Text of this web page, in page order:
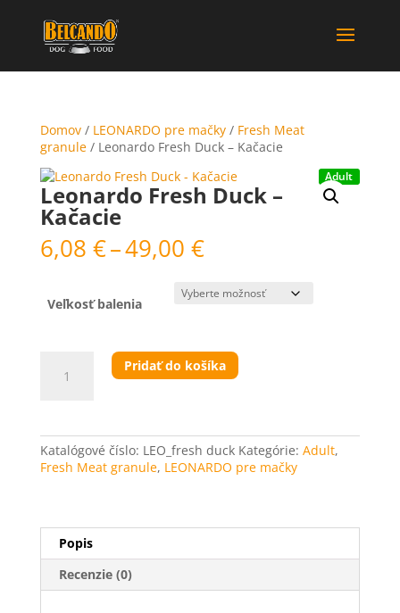
Domov/ LEONARDO pre mačky/ Fresh Meat
granule/ Leonardo Fresh Duck – Kačacie
Adult
Leonardo Fresh Duck –
Kačacie
6,08 €–49,00 €Price
range:
6,08 €
through
Veľkosť balenia
Leonardo
Kačacie
Pridať do košíka
Katalógové číslo: LEO_fresh duck Kategórie: Adult,
Fresh Meat granule, LEONARDO pre mačky
Popis
Recenzie (0)